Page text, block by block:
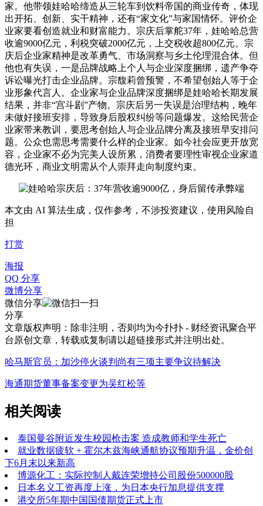
家。他带领娃哈哈缔造从三轮车到饮料帝国的商业传奇，体现
出开拓、创新、实干精神，还有“家文化”与家国情怀。评价企
业家要看创造就业和财富能力。宗庆后掌舵37年，娃哈哈总营
收逾9000亿元，利税突破2000亿元，上交税收超800亿元。宗
庆后企业家精神是改革勇气、市场洞察与乡土伦理混合体。但
他也有失误，一是品牌战略上个人与企业深度捆绑，遗产争夺
诉讼曝光打击企业品牌。宗馥莉曾预警，不希望创始人等于企
业形象代言人。企业家与企业品牌深度捆绑是娃哈哈长期发展
结果，并非“宫斗剧”产物。宗庆后另一失误是治理结构，晚年
未做好接班安排，导致身后股权纠纷等问题爆发。这给民营企
业家带来教训，要思考创始人与企业品牌分离及接班早安排问
题。公众也需思考需要什么样的企业家。如今社会应更开放宽
容，企业家不必为完美人设所累，消费者要理性审视企业家道
德光环，商业文明需从个人崇拜走向制度约束。
本文由 AI 算法生成，仅作参考，不涉投资建议，使用风险自
担
打赏
海报
QQ 分享
微博分享
微信分享
分享
文章版权声明：除非注明，否则均为今扑扑 - 财经资讯聚合平
台 原创文章，转载或复制请以超链接形式并注明出处。
哈马斯官员：加沙停火谈判尚有三项主要争议待解决
海通期货董事备案变更为吴红松等
相关阅读
泰国曼谷附近发生校园枪击案 造成教师和学生死亡
就业数据疲软 + 霍尔木兹海峡通航协议预期升温，金价创
下6月末以来新高
博源化工：实际控制人戴连荣增持公司股份500000股
日本名义工资再度上涨，为日本央行加息提供支撑
港交所5年期中国国债期货正式上市